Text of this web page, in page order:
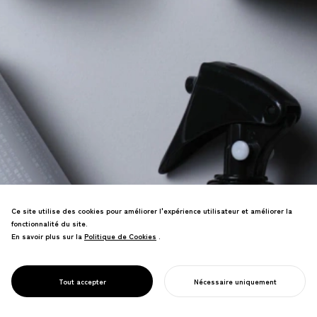
1/J UNE FOIS PAR
JOUR
beau élève les habitudes quotidiennes
et la qualité de vie.
Ce site utilise des cookies pour améliorer l'expérience utilisateur et améliorer la
fonctionnalité du site.
En savoir plus sur la Politique de Cookies
Politique de Cookies .
Tout accepter Nécessaire uniquement